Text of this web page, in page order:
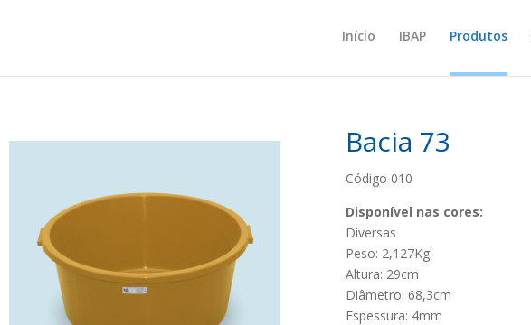
Início IBAP Produtos
Bacia 73
Código 010
Disponível nas cores:
Diversas
Peso: 2,127Kg
Altura: 29cm
Diâmetro: 68,3cm
Espessura: 4mm